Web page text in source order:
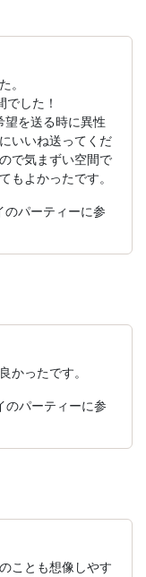
。
した！
望を送る時に異性
いいね送ってくだ
で気まずい空間で
もよかったです。
パーティーに参
かったです。
パーティーに参
ことも想像しやす